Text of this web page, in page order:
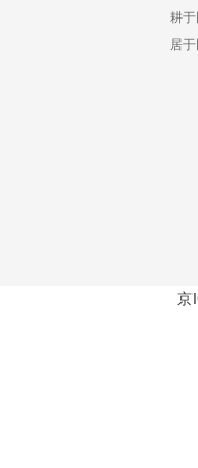
耕
居
京